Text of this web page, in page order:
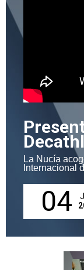
La Nucía
Internacional
04